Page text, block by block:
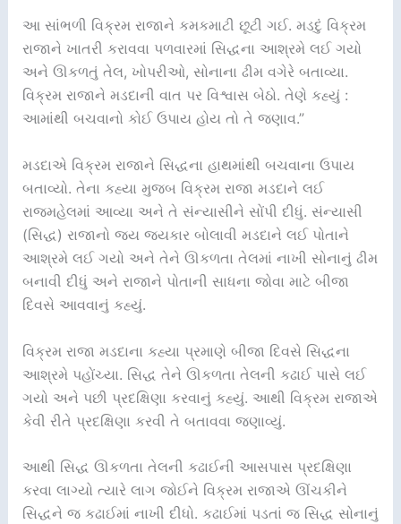
આ સાંભળી વિક્રમ રાજાને કમકમાટી છૂટી ગઈ. મડદું વિક્રમ
રાજાને ખાતરી કરાવવા પળવારમાં સિદ્ધના આશ્રમે લઈ ગયો
અને ઊકળતું તેલ, ખોપરીઓ, સોનાના ઢીમ વગેરે બતાવ્યા.
વિક્રમ રાજાને મડદાની વાત પર વિશ્વાસ બેઠો. તેણે કહ્યું :
આમાંથી બચવાનો કોઈ ઉપાય હોય તો તે જણાવ.”
મડદાએ વિક્રમ રાજાને સિદ્ધના હાથમાંથી બચવાના ઉપાય
બતાવ્યો. તેના કહ્યા મુજબ વિક્રમ રાજા મડદાને લઈ
રાજમહેલમાં આવ્યા અને તે સંન્યાસીને સોંપી દીધું. સંન્યાસી
(સિદ્ધ) રાજાનો જય જયકાર બોલાવી મડદાને લઈ પોતાને
આશ્રમે લઈ ગયો અને તેને ઊકળતા તેલમાં નાખી સોનાનું ઢીમ
બનાવી દીધું અને રાજાને પોતાની સાધના જોવા માટે બીજા
દિવસે આવવાનું કહ્યું.
વિક્રમ રાજા મડદાના કહ્યા પ્રમાણે બીજા દિવસે સિદ્ધના
આશ્રમે પહોંચ્યા. સિદ્ધ તેને ઊકળતા તેલની કઢાઈ પાસે લઈ
ગયો અને પછી પ્રદક્ષિણા કરવાનું કહ્યું. આથી વિક્રમ રાજાએ
કેવી રીતે પ્રદક્ષિણા કરવી તે બતાવવા જણાવ્યું.
આથી સિદ્ધ ઊકળતા તેલની કઢાઈની આસપાસ પ્રદક્ષિણા
કરવા લાગ્યો ત્યારે લાગ જોઈને વિક્રમ રાજાએ ઊંચકીને
સિદ્ધને જ કઢાઈમાં નાખી દીધો. કઢાઈમાં પડતાં જ સિદ્ધ સોનાનું